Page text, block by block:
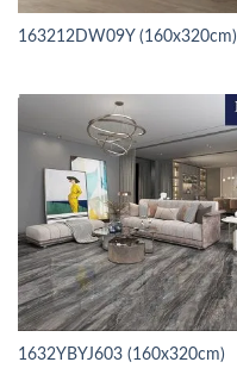
163212DW09Y (160x320cm)
1632YBYJ603 (160x320cm)